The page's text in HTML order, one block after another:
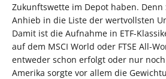
Zukunftswette im Depot haben. Denn
Anhieb in die Liste der wertvollsten
Damit ist die Aufnahme in ETF-
auf dem MSCI World oder FTSE All-
entweder schon erfolgt oder nur
Amerika sorgte vor allem die